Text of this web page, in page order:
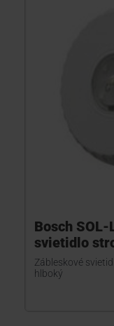
Bosch
svietidlo
Zábleskové
hlboký